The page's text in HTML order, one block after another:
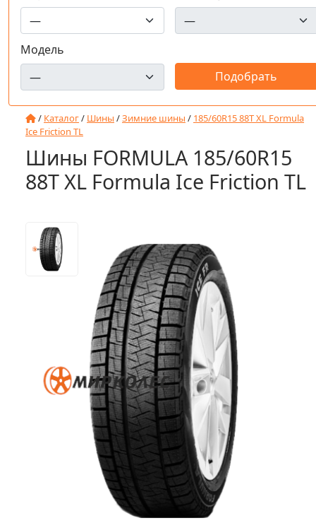
Модель
/ Каталог/ Шины /Зимние шины / 185/60R15 88T XL Formula
Ice Friction TL
Шины FORMULA 185/60R15
88T XL Formula Ice Friction TL